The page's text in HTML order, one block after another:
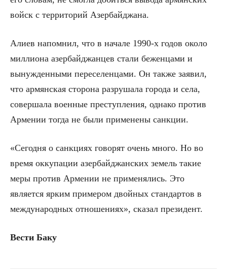
войск с территорий Азербайджана.
Алиев напомнил, что в начале 1990-х годов около
миллиона азербайджанцев стали беженцами и
вынужденными переселенцами. Он также заявил,
что армянская сторона разрушала города и села,
совершала военные преступления, однако против
Армении тогда не были применены санкции.
«Сегодня о санкциях говорят очень много. Но во
время оккупации азербайджанских земель такие
меры против Армении не применялись. Это
является ярким примером двойных стандартов в
международных отношениях», сказал президент.
Вести Баку